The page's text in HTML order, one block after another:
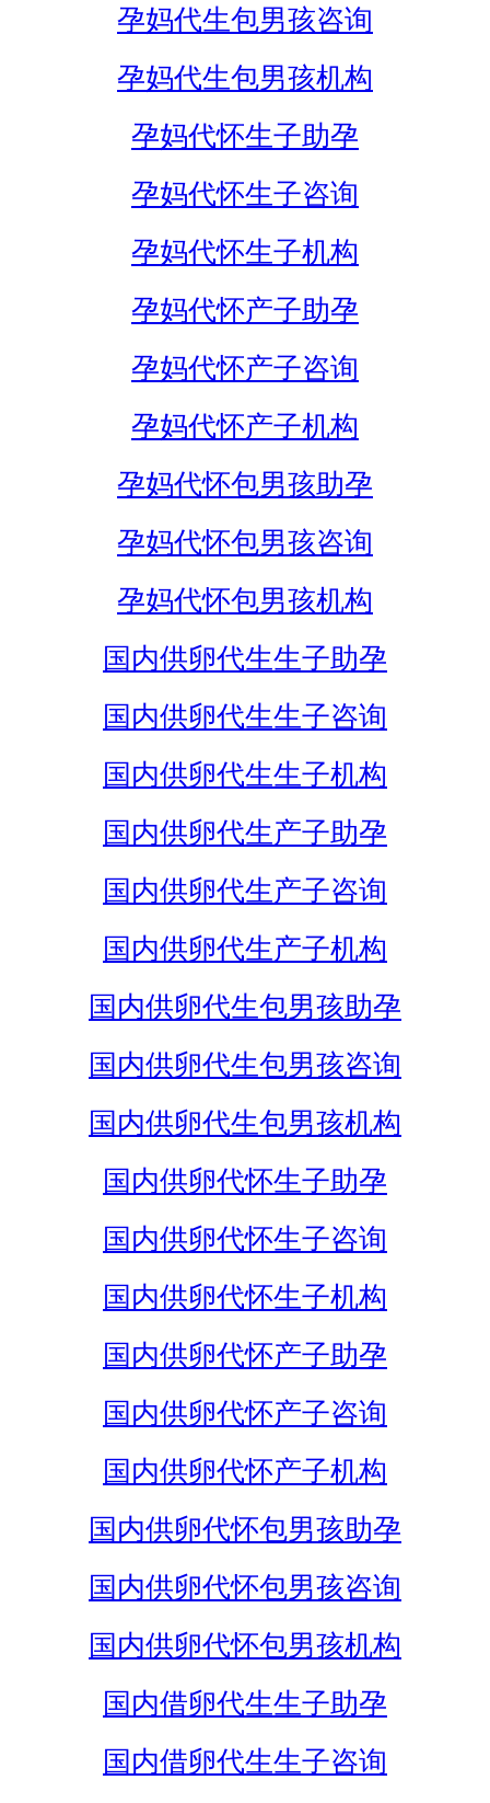
孕妈代生包男孩咨询
孕妈代生包男孩机构
孕妈代怀生子助孕
孕妈代怀生子咨询
孕妈代怀生子机构
孕妈代怀产子助孕
孕妈代怀产子咨询
孕妈代怀产子机构
孕妈代怀包男孩助孕
孕妈代怀包男孩咨询
孕妈代怀包男孩机构
国内供卵代生生子助孕
国内供卵代生生子咨询
国内供卵代生生子机构
国内供卵代生产子助孕
国内供卵代生产子咨询
国内供卵代生产子机构
国内供卵代生包男孩助孕
国内供卵代生包男孩咨询
国内供卵代生包男孩机构
国内供卵代怀生子助孕
国内供卵代怀生子咨询
国内供卵代怀生子机构
国内供卵代怀产子助孕
国内供卵代怀产子咨询
国内供卵代怀产子机构
国内供卵代怀包男孩助孕
国内供卵代怀包男孩咨询
国内供卵代怀包男孩机构
国内借卵代生生子助孕
国内借卵代生生子咨询